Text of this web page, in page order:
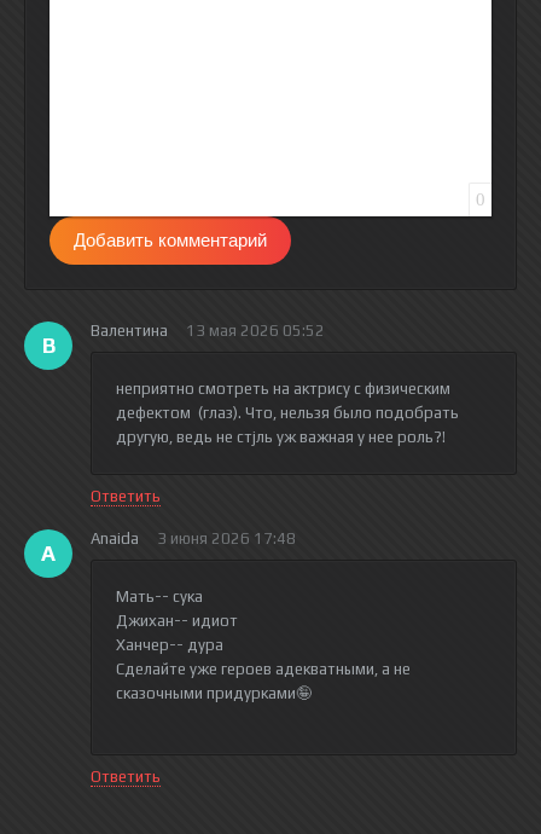
0
Добавить комментарий
В
Валентина 13 мая 2026 05:52
неприятно смотреть на актрису с физическим
дефектом (глаз). Что, нельзя было подобрать
другую, ведь не стjль уж важная у нее роль?!
Ответить
A
Anaida 3 июня 2026 17:48
Мать-- сука
Джихан-- идиот
Ханчер-- дура
Сделайте уже героев адекватными, а не
сказочными придурками🤪
Ответить